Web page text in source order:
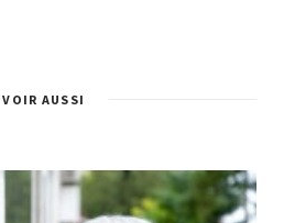
VOIR AUSSI